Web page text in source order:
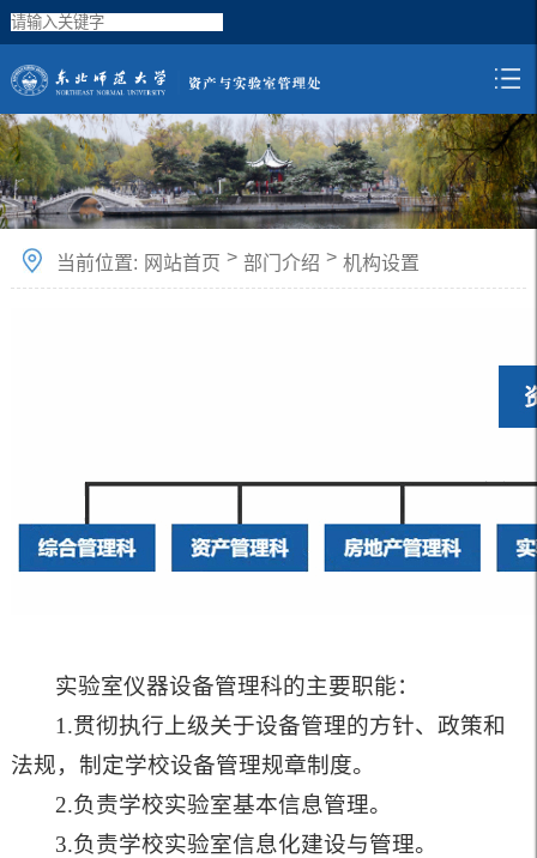
当前位置: 网站首页 > 部门介绍 > 机构设置
实验室仪器设备管理科的主要职能：
1.贯彻执行上级关于设备管理的方针、政策和
法规，制定学校设备管理规章制度。
2.负责学校实验室基本信息管理。
3.负责学校实验室信息化建设与管理。